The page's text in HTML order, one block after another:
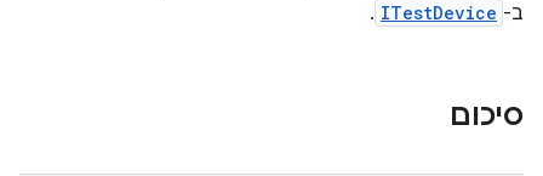
ב- ITestDevice
.
סיכום